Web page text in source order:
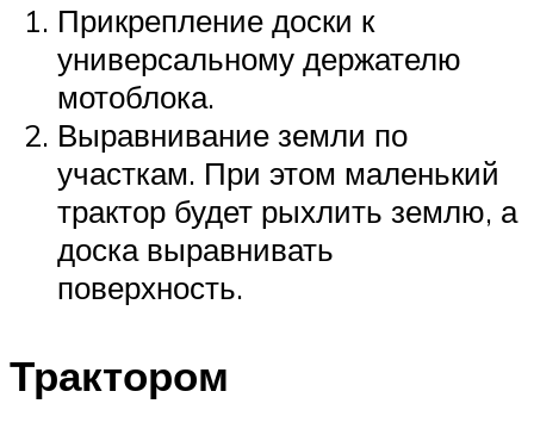
Прикрепление доски к
универсальному держателю
мотоблока.
Выравнивание земли по
участкам. При этом маленький
трактор будет рыхлить землю, а
доска выравнивать
поверхность.
Трактором